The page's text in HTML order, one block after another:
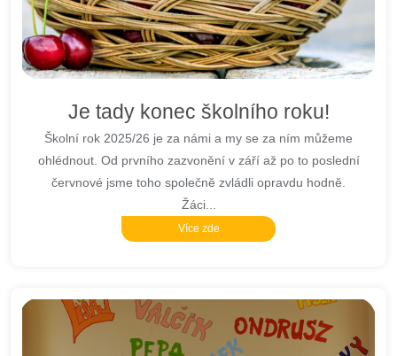
Je tady konec školního roku!
Školní rok 2025/26 je za námi a my se za ním můžeme
ohlédnout. Od prvního zazvonění v září až po to poslední
červnové jsme toho společně zvládli opravdu hodně.
Žáci...
Více zde